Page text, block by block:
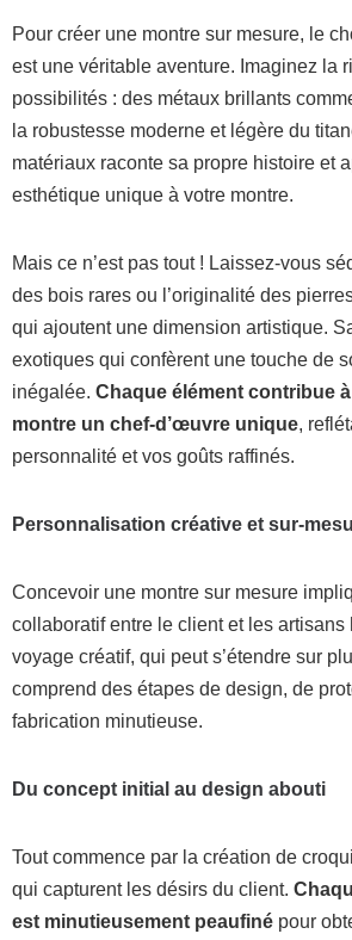
Pour créer une montre sur mesure, le
est une véritable aventure. Imaginez la
possibilités : des métaux brillants
la robustesse moderne et légère du
matériaux raconte sa propre histoire et
esthétique unique à votre montre.
Mais ce n’est pas tout ! Laissez-vous
des bois rares ou l’originalité des
qui ajoutent une dimension artistique.
exotiques qui confèrent une touche de
inégalée. Chaque élément contribue
montre un chef-d’œuvre unique,
personnalité et vos goûts raffinés.
Personnalisation créative et sur-
Concevoir une montre sur mesure
collaboratif entre le client et les artisans
voyage créatif, qui peut s’étendre sur
comprend des étapes de design, de
fabrication minutieuse.
Du concept initial au design abouti
Tout commence par la création de
qui capturent les désirs du client.
est minutieusement peaufiné pour